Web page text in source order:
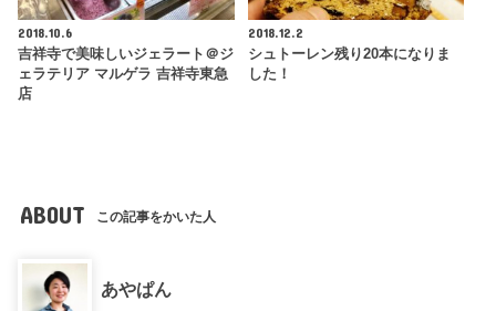
2018.10.6
吉祥寺で美味しいジェラート＠ジ
ェラテリア マルゲラ 吉祥寺東急
店
2018.12.2
シュトーレン残り20本になりま
した！
ABOUT この記事をかいた人
あやぱん